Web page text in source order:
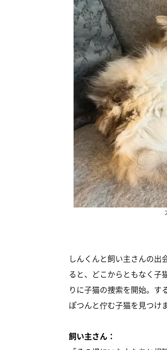
しんくんと飼い主さんの出
ると、どこからともなく子
りに子猫の捜索を開始。す
ぽつんと佇む子猫を見つけ
飼い主さん：